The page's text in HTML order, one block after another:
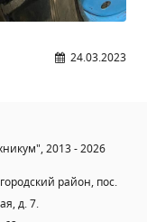
24.03.2023
2013 - 2026
район, пос.
д. 7.